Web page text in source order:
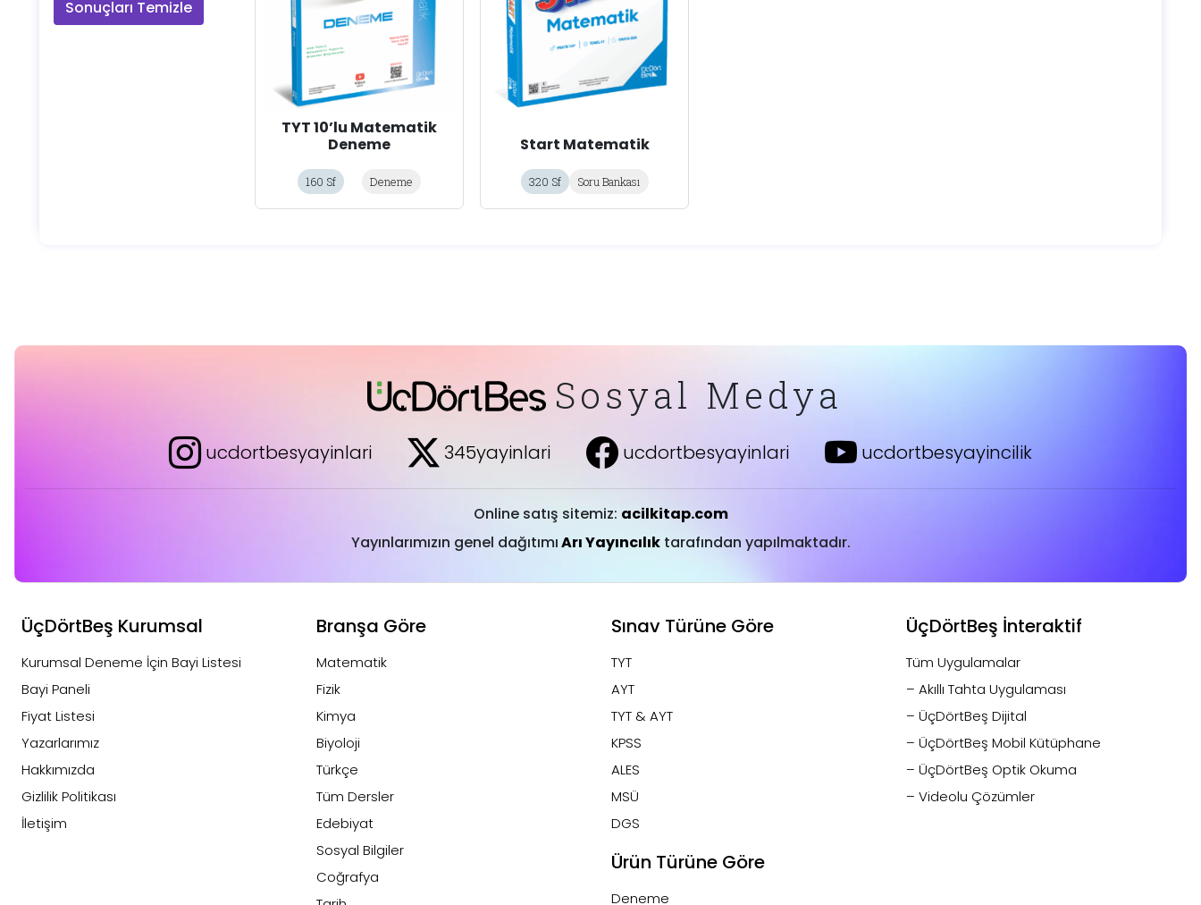
TYT 10’lu Matematik
Deneme
160 Sf Deneme
Start Matematik
320 Sf Soru Bankası
Sosyal Medya
ucdortbesyayinlari 345yayinlari ucdortbesyayinlari ucdortbesyayincilik
Online satış sitemiz: acilkitap.com
Yayınlarımızın genel dağıtımıArı Yayıncılıktarafından yapılmaktadır.
ÜçDörtBeş Kurumsal
Kurumsal Deneme İçin Bayi Listesi
Bayi Paneli
Fiyat Listesi
Yazarlarımız
Hakkımızda
Gizlilik Politikası
İletişim
Branşa Göre
Matematik
Fizik
Kimya
Biyoloji
Türkçe
Tüm Dersler
Edebiyat
Sosyal Bilgiler
Coğrafya
Sınav Türüne Göre
TYT
AYT
TYT & AYT
KPSS
ALES
MSÜ
DGS
Ürün Türüne Göre
Deneme
ÜçDörtBeş İnteraktif
Tüm Uygulamalar
– Akıllı Tahta Uygulaması
– ÜçDörtBeş Dijital
– ÜçDörtBeş Mobil Kütüphane
– ÜçDörtBeş Optik Okuma
– Videolu Çözümler